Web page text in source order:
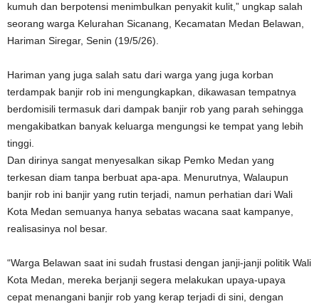
kumuh dan berpotensi menimbulkan penyakit kulit,” ungkap salah
seorang warga Kelurahan Sicanang, Kecamatan Medan Belawan,
Hariman Siregar, Senin (19/5/26).
Hariman yang juga salah satu dari warga yang juga korban
terdampak banjir rob ini mengungkapkan, dikawasan tempatnya
berdomisili termasuk dari dampak banjir rob yang parah sehingga
mengakibatkan banyak keluarga mengungsi ke tempat yang lebih
tinggi.
Dan dirinya sangat menyesalkan sikap Pemko Medan yang
terkesan diam tanpa berbuat apa-apa. Menurutnya, Walaupun
banjir rob ini banjir yang rutin terjadi, namun perhatian dari Wali
Kota Medan semuanya hanya sebatas wacana saat kampanye,
realisasinya nol besar.
“Warga Belawan saat ini sudah frustasi dengan janji-janji politik Wali
Kota Medan, mereka berjanji segera melakukan upaya-upaya
cepat menangani banjir rob yang kerap terjadi di sini, dengan